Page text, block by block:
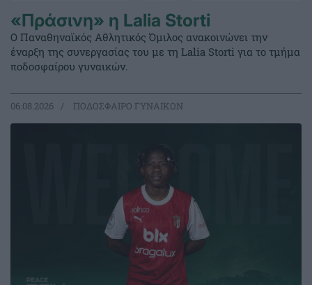
«Πράσινη» η Lalia Storti
Ο Παναθηναϊκός Αθλητικός Όμιλος ανακοινώνει την
έναρξη της συνεργασίας του με τη Lalia Storti για το τμήμα
ποδοσφαίρου γυναικών.
06.08.2026 ΠΟΔΟΣΦΑΙΡΟ ΓΥΝΑΙΚΩΝ